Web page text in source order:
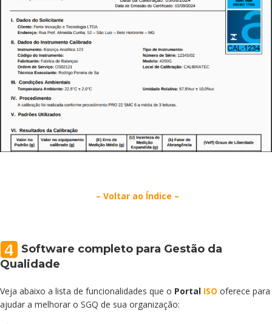
– Voltar ao Índice –
Software completo para Gestão da
Qualidade
Veja abaixo a lista de funcionalidades que o Portal ISO oferece para
ajudar a melhorar o SGQ de sua organização: